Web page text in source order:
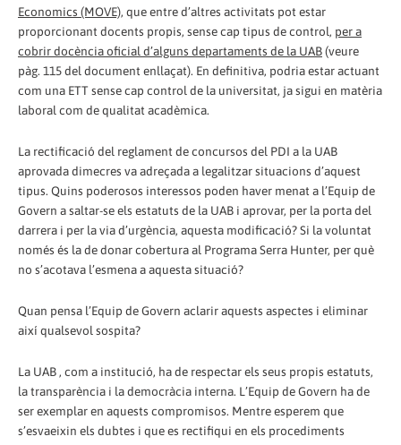
Economics (MOVE), que entre d’altres activitats pot estar
proporcionant docents propis, sense cap tipus de control, per a
cobrir docència oficial d’alguns departaments de la UAB(veure
pàg. 115 del document enllaçat). En definitiva, podria estar actuant
com una ETT sense cap control de la universitat, ja sigui en matèria
laboral com de qualitat acadèmica.
La rectificació del reglament de concursos del PDI a la UAB
aprovada dimecres va adreçada a legalitzar situacions d’aquest
tipus. Quins poderosos interessos poden haver menat a l’Equip de
Govern a saltar-se els estatuts de la UAB i aprovar, per la porta del
darrera i per la via d’urgència, aquesta modificació? Si la voluntat
només és la de donar cobertura al Programa Serra Hunter, per què
no s’acotava l’esmena a aquesta situació?
Quan pensa l’Equip de Govern aclarir aquests aspectes i eliminar
així qualsevol sospita?
La UAB , com a institució, ha de respectar els seus propis estatuts,
la transparència i la democràcia interna. L’Equip de Govern ha de
ser exemplar en aquests compromisos. Mentre esperem que
s’esvaeixin els dubtes i que es rectifiqui en els procediments